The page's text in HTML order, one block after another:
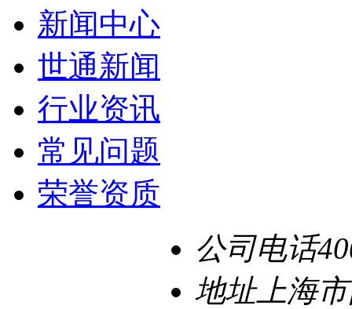
新闻中心
世通新闻
行业资讯
常见问题
荣誉资质
公司电话
地址上海